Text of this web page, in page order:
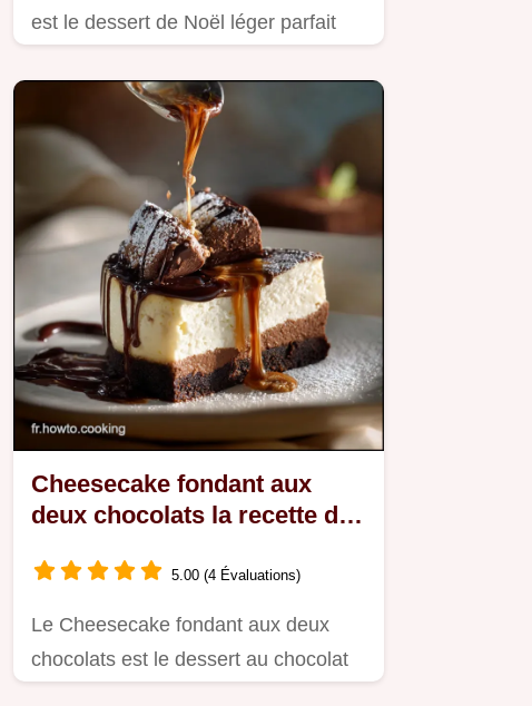
est le dessert de Noël léger parfait
Cheesecake fondant aux
deux chocolats la recette du
5.00 (4 Évaluations)
Le Cheesecake fondant aux deux
chocolats est le dessert au chocolat